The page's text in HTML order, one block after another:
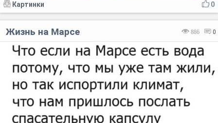
0
Картинки
886 0
Жизнь на Марсе